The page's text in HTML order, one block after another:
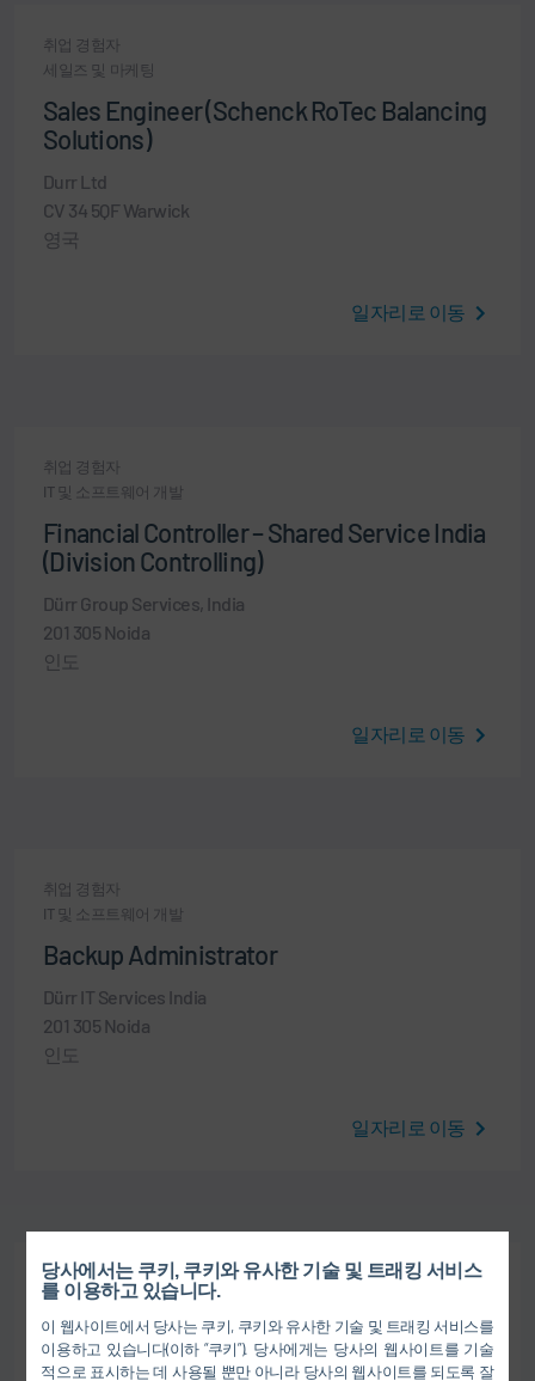
당사에서는 쿠키, 쿠키와 유사한 기술 및 트래킹 서비스
를 이용하고 있습니다.
이 웹사이트에서 당사는 쿠키, 쿠키와 유사한 기술 및 트래킹 서비스를
이용하고 있습니다(이하 “쿠키”). 당사에게는 당사의 웹사이트를 기술
적으로 표시하는 데 사용될 뿐만 아니라 당사의 웹사이트를 되도록 잘
취업 경험자
세일즈 및 마케팅
Sales Engineer (Schenck RoTec Balancing
Solutions)
Durr Ltd
CV 34 5QF Warwick
영국
일자리로 이동
취업 경험자
IT 및 소프트웨어 개발
Financial Controller – Shared Service India
(Division Controlling)
Dürr Group Services, India
201 305 Noida
인도
일자리로 이동
취업 경험자
IT 및 소프트웨어 개발
Backup Administrator
Dürr IT Services India
201 305 Noida
인도
일자리로 이동
취업 경험자
IT 및 소프트웨어 개발
IT Project Manager